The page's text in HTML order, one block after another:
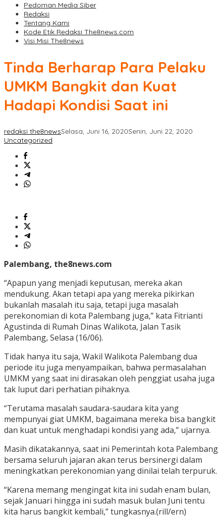
Pedoman Media Siber
Redaksi
Tentang Kami
Kode Etik Redaksi The8news.com
Visi Misi The8news
Tinda Berharap Para Pelaku
UMKM Bangkit dan Kuat
Hadapi Kondisi Saat ini
redaksi the8newsSelasa, Juni 16, 2020Senin, Juni 22, 2020
Uncategorized
Palembang, the8news.com
“Apapun yang menjadi keputusan, mereka akan
mendukung. Akan tetapi apa yang mereka pikirkan
bukanlah masalah itu saja, tetapi juga masalah
perekonomian di kota Palembang juga,” kata Fitrianti
Agustinda di Rumah Dinas Walikota, Jalan Tasik
Palembang, Selasa (16/06).
Tidak hanya itu saja, Wakil Walikota Palembang dua
periode itu juga menyampaikan, bahwa permasalahan
UMKM yang saat ini dirasakan oleh penggiat usaha juga
tak luput dari perhatian pihaknya.
“Terutama masalah saudara-saudara kita yang
mempunyai giat UMKM, bagaimana mereka bisa bangkit
dan kuat untuk menghadapi kondisi yang ada,” ujarnya.
Masih dikatakannya, saat ini Pemerintah kota Palembang
bersama seluruh jajaran akan terus bersinergi dalam
meningkatkan perekonomian yang dinilai telah terpuruk.
“Karena memang mengingat kita ini sudah enam bulan,
sejak Januari hingga ini sudah masuk bulan Juni tentu
kita harus bangkit kembali,” tungkasnya.(rill/ern)